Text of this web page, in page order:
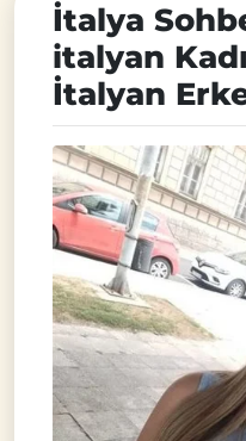
İtalya
italyan
İtalyan